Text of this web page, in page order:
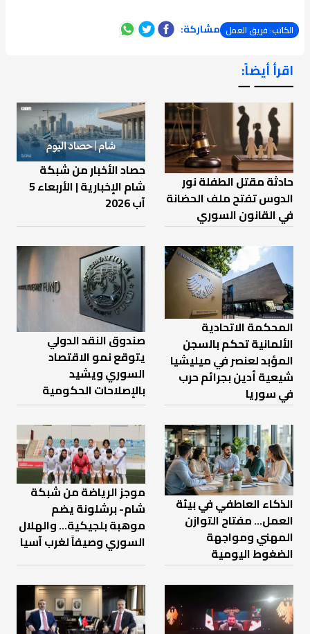
الكاتب: فريق العمل مشاركة:
اقرأ أيضاً:
ـــــــ ــ
حادثة مقتل الطفلة نور
الدوس تفتح ملف الحضانة
في القانون السوري
حصاد الأخبار من شبكة
شام الإخبارية | الأربعاء 5
آب 2026
المحكمة الاتحادية
الألمانية تحكم بالسجن
المؤبد لعنصر في ميليشيا
شيعية أدين بجرائم حرب
في سوريا
صندوق النقد الدولي
يتوقع نمو الاقتصاد
السوري ويشيد
بالإصلاحات الحكومية
الذكاء العاطفي في بيئة
العمل… مفتاح التوازن
المهني ومواجهة
الضغوط اليومية
موجز الرياضة من شبكة
شام- برشلونة يضم
موهبة بلجيكية... والهلال
السوري وصيفاً لغرب آسيا